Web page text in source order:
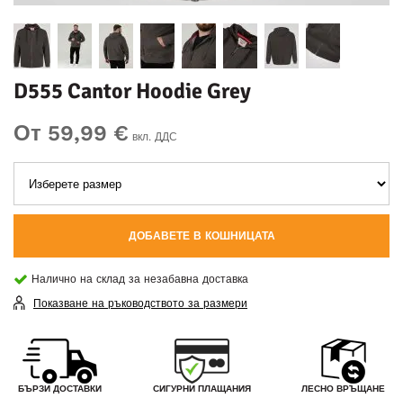
D555 Cantor Hoodie Grey
От 59,99 € вкл. ДДС
ДОБАВЕТЕ В КОШНИЦАТА
Налично на склад за незабавна доставка
Показване на ръководството за размери
БЪРЗИ ДОСТАВКИ СИГУРНИ ПЛАЩАНИЯ ЛЕСНО ВРЪЩАНЕ